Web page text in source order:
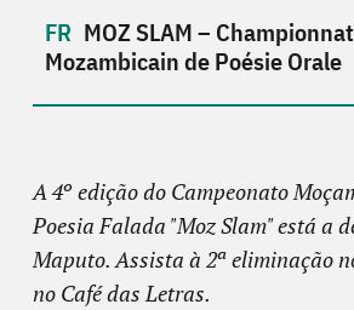
MOZ SLAM – Championnat
Mozambicain de Poésie Orale
A 4º edição do Campeonato
Poesia Falada "Moz Slam" está a
Maputo. Assista à 2ª eliminação
no Café das Letras.